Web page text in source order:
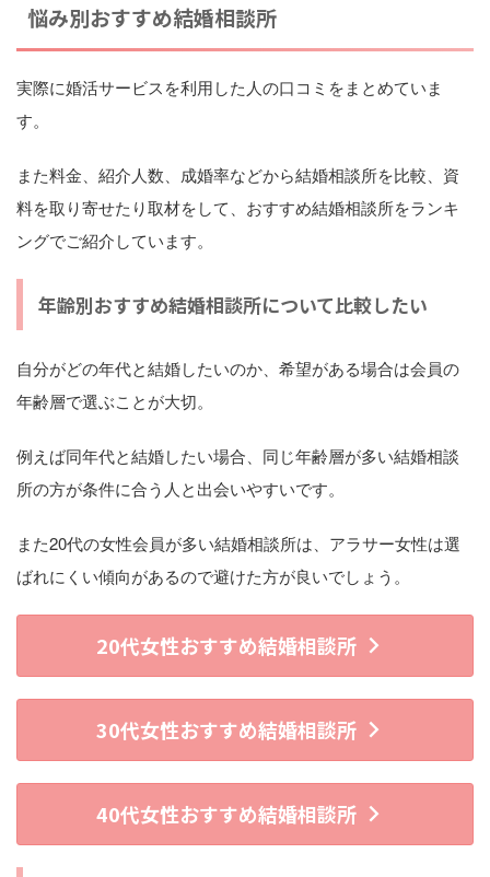
悩み別おすすめ結婚相談所
実際に婚活サービスを利用した人の口コミをまとめていま
す。
また料金、紹介人数、成婚率などから結婚相談所を比較、資
料を取り寄せたり取材をして、おすすめ結婚相談所をランキ
ングでご紹介しています。
年齢別おすすめ結婚相談所について比較したい
自分がどの年代と結婚したいのか、希望がある場合は会員の
年齢層で選ぶことが大切。
例えば同年代と結婚したい場合、同じ年齢層が多い結婚相談
所の方が条件に合う人と出会いやすいです。
また20代の女性会員が多い結婚相談所は、アラサー女性は選
ばれにくい傾向があるので避けた方が良いでしょう。
20代女性おすすめ結婚相談所
30代女性おすすめ結婚相談所
40代女性おすすめ結婚相談所